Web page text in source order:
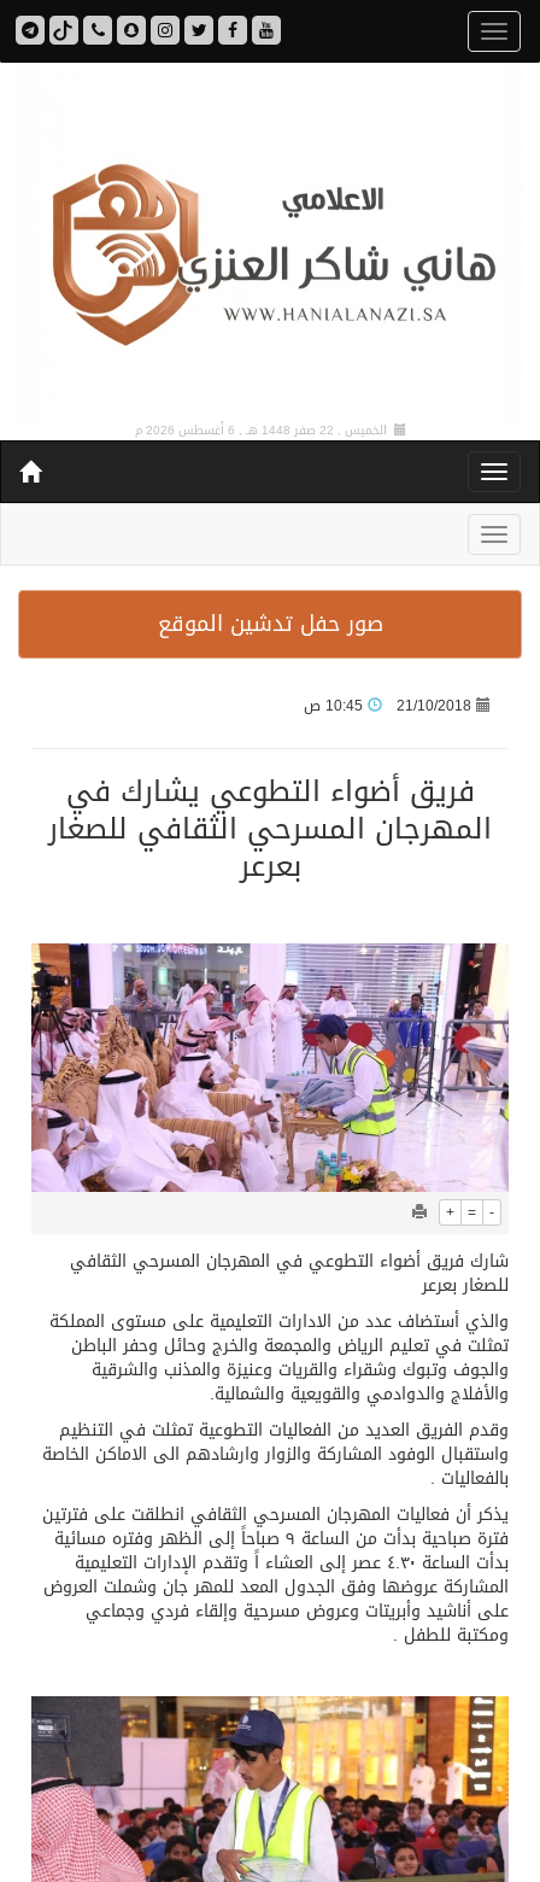
الخميس , 22 صفر 1448 هـ , 6 أغسطس 2026 م
صور حفل تدشين الموقع
21/10/2018
فريق أضواء التطوعي يشارك في
المهرجان المسرحي الثقافي للصغار
بعرعر
+ = -
شارك فريق أضواء التطوعي في المهرجان المسرحي الثقافي
للصغار بعرعر
والذي أستضاف عدد من الادارات التعليمية على مستوى المملكة
تمثلت في تعليم الرياض والمجمعة والخرج وحائل وحفر الباطن
والجوف وتبوك وشقراء والقريات وعنيزة والمذنب والشرقية
والأفلاج والدوادمي والقويعية والشمالية.
وقدم الفريق العديد من الفعاليات التطوعية تمثلت في التنظيم
واستقبال الوفود المشاركة والزوار وارشادهم الى الاماكن الخاصة
بالفعاليات .
يذكر أن فعاليات المهرجان المسرحي الثقافي انطلقت على فترتين
فترة صباحية بدأت من الساعة ٩ صباحاً إلى الظهر وفتره مسائية
بدأت الساعة ٤.٣٠ عصر إلى العشاء اً وتقدم الإدارات التعليمية
المشاركة عروضها وفق الجدول المعد للمهر جان وشملت العروض
على أناشيد وأبريتات وعروض مسرحية وإلقاء فردي وجماعي
ومكتبة للطفل .